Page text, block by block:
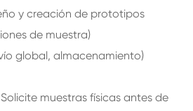
y creación de prototipos
de muestra)
global, almacenamiento)
muestras físicas antes de